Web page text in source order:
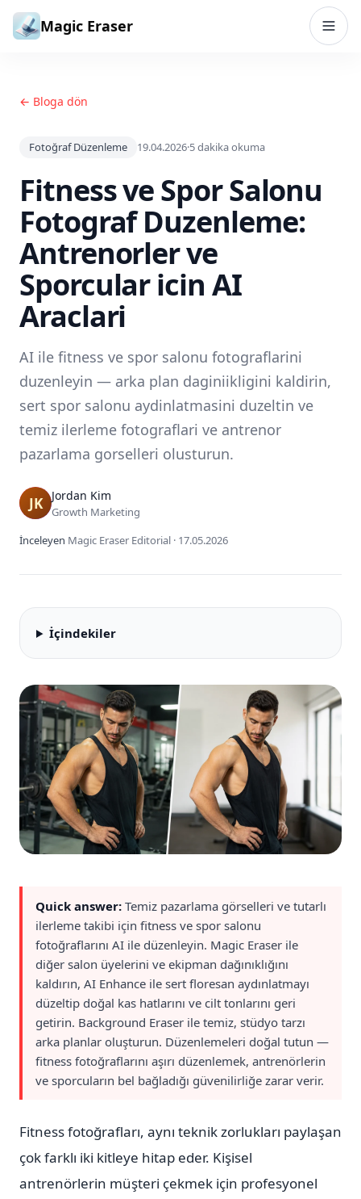
İçeriğe geç
Magic Eraser
← Bloga dön
Fotoğraf Düzenleme 19.04.2026·5dakika okuma
Fitness ve Spor Salonu
Fotograf Duzenleme:
Antrenorler ve
Sporcular icin AI
Araclari
AI ile fitness ve spor salonu fotograflarini
duzenleyin — arka plan daginiikligini kaldirin,
sert spor salonu aydinlatmasini duzeltin ve
temiz ilerleme fotograflari ve antrenor
pazarlama gorselleri olusturun.
Jordan Kim
Growth Marketing
İnceleyen Magic Eraser Editorial · 17.05.2026
İçindekiler
Quick answer: Temiz pazarlama görselleri ve tutarlı
ilerleme takibi için fitness ve spor salonu
fotoğraflarını AI ile düzenleyin. Magic Eraser ile
diğer salon üyelerini ve ekipman dağınıklığını
kaldırın, AI Enhance ile sert floresan aydınlatmayı
düzeltip doğal kas hatlarını ve cilt tonlarını geri
getirin. Background Eraser ile temiz, stüdyo tarzı
arka planlar oluşturun. Düzenlemeleri doğal tutun —
fitness fotoğraflarını aşırı düzenlemek, antrenörlerin
ve sporcuların bel bağladığı güvenilirliğe zarar verir.
Fitness fotoğrafları, aynı teknik zorlukları paylaşan
çok farklı iki kitleye hitap eder. Kişisel
antrenörlerin müşteri çekmek için profesyonel